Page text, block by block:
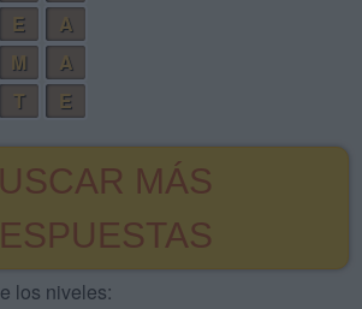
E
A
M
A
T E
MÁS
los niveles: